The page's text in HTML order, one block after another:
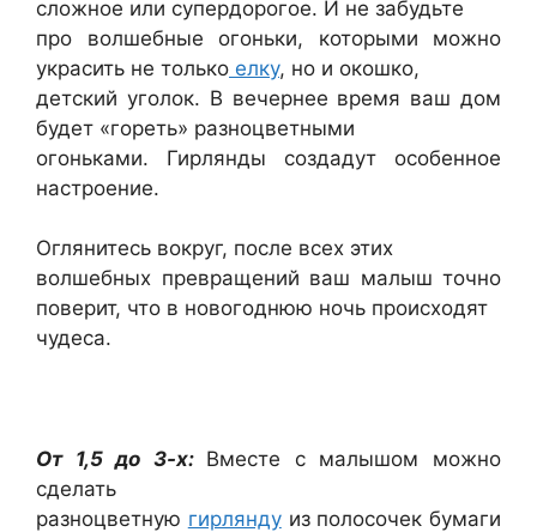
сложное или супердорогое. И не забудьте
про волшебные огоньки, которыми можно
украсить не только елку, но и окошко,
детский уголок. В вечернее время ваш дом
будет «гореть» разноцветными
огоньками. Гирлянды создадут особенное
настроение.
Оглянитесь вокруг, после всех этих
волшебных превращений ваш малыш точно
поверит, что в новогоднюю ночь происходят
чудеса.
От 1,5 до 3-х: Вместе с малышом можно
сделать
разноцветную гирляндуиз полосочек бумаги